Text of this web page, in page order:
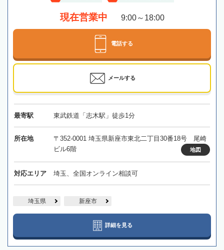
現在営業中 9:00～18:00
電話する
メールする
最寄駅 東武鉄道「志木駅」徒歩1分
所在地
〒352-0001 埼玉県新座市東北二丁目30番18号 尾崎
ビル6階
地図
対応エリア 埼玉、全国オンライン相談可
埼玉県 新座市
詳細を見る